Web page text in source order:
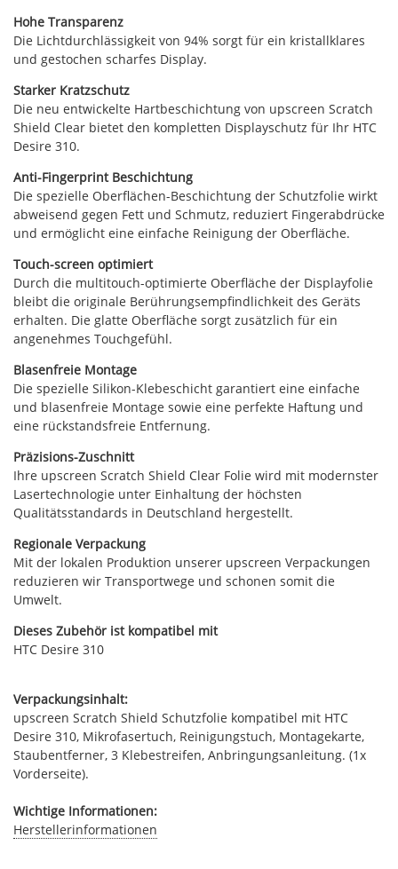
Hohe Transparenz
Die Lichtdurchlässigkeit von 94% sorgt für ein kristallklares
und gestochen scharfes Display.
Starker Kratzschutz
Die neu entwickelte Hartbeschichtung von upscreen Scratch
Shield Clear bietet den kompletten Displayschutz für Ihr HTC
Desire 310.
Anti-Fingerprint Beschichtung
Die spezielle Oberflächen-Beschichtung der Schutzfolie wirkt
abweisend gegen Fett und Schmutz, reduziert Fingerabdrücke
und ermöglicht eine einfache Reinigung der Oberfläche.
Touch-screen optimiert
Durch die multitouch-optimierte Oberfläche der Displayfolie
bleibt die originale Berührungsempfindlichkeit des Geräts
erhalten. Die glatte Oberfläche sorgt zusätzlich für ein
angenehmes Touchgefühl.
Blasenfreie Montage
Die spezielle Silikon-Klebeschicht garantiert eine einfache
und blasenfreie Montage sowie eine perfekte Haftung und
eine rückstandsfreie Entfernung.
Präzisions-Zuschnitt
Ihre upscreen Scratch Shield Clear Folie wird mit modernster
Lasertechnologie unter Einhaltung der höchsten
Qualitätsstandards in Deutschland hergestellt.
Regionale Verpackung
Mit der lokalen Produktion unserer upscreen Verpackungen
reduzieren wir Transportwege und schonen somit die
Umwelt.
Dieses Zubehör ist kompatibel mit
HTC Desire 310
Verpackungsinhalt:
upscreen Scratch Shield Schutzfolie kompatibel mit HTC
Desire 310, Mikrofasertuch, Reinigungstuch, Montagekarte,
Staubentferner, 3 Klebestreifen, Anbringungsanleitung. (1x
Vorderseite).
Wichtige Informationen:
Herstellerinformationen